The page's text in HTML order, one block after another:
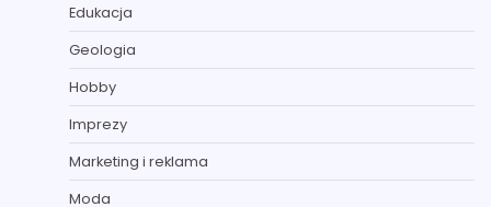
Edukacja
Geologia
Hobby
Imprezy
Marketing i reklama
Moda